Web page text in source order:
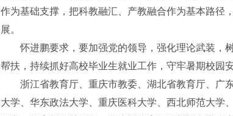
作为基础支撑，把科教融汇、产教融合作为基本路径
展。
怀进鹏要求，要加强党的领导，强化理论武装，
帮扶，持续抓好高校毕业生就业工作，守牢暑期校园
浙江省教育厅、重庆市教委、湖北省教育厅、广
大学、华东政法大学、重庆医科大学、西北师范大学